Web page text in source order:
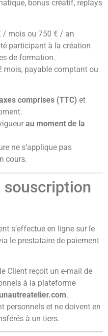
bonus créatif, replays
/ mois ou 750 € / an
participant à la création
de formation.
mois, payable comptant ou
comprises (TTC) et
au moment de la
ne s’applique pas
cours.
souscription
s’effectue en ligne sur le
le prestataire de paiement
Client reçoit un e-mail de
à la plateforme
.
personnels et ne doivent en
à un tiers.